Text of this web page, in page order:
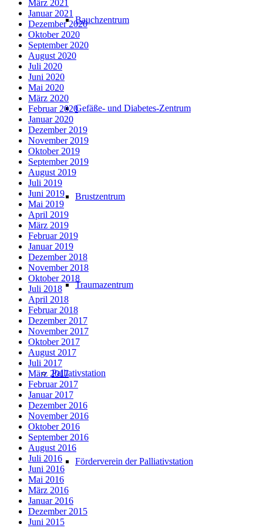
Bauchzentrum
Gefäße- und Diabetes-Zentrum
Brustzentrum
Traumazentrum
Palliativstation
Förderverein der Palliativstation
März 2021
Januar 2021
Dezember 2020
Oktober 2020
September 2020
August 2020
Juli 2020
Juni 2020
Mai 2020
März 2020
Februar 2020
Januar 2020
Dezember 2019
November 2019
Oktober 2019
September 2019
August 2019
Juli 2019
Juni 2019
Mai 2019
April 2019
März 2019
Februar 2019
Januar 2019
Dezember 2018
November 2018
Oktober 2018
Juli 2018
April 2018
Februar 2018
Dezember 2017
November 2017
Oktober 2017
August 2017
Juli 2017
März 2017
Februar 2017
Januar 2017
Dezember 2016
November 2016
Oktober 2016
September 2016
August 2016
Juli 2016
Juni 2016
Mai 2016
März 2016
Januar 2016
Dezember 2015
Juni 2015